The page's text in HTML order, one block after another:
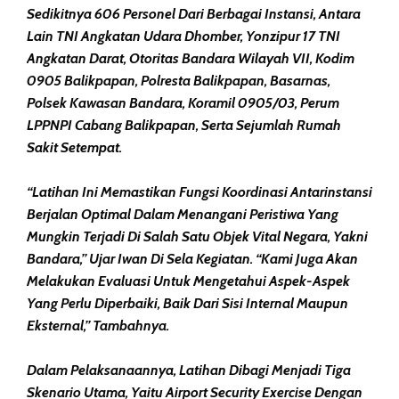
Sedikitnya 606 Personel Dari Berbagai Instansi, Antara
Lain TNI Angkatan Udara Dhomber, Yonzipur 17 TNI
Angkatan Darat, Otoritas Bandara Wilayah VII, Kodim
0905 Balikpapan, Polresta Balikpapan, Basarnas,
Polsek Kawasan Bandara, Koramil 0905/03, Perum
LPPNPI Cabang Balikpapan, Serta Sejumlah Rumah
Sakit Setempat.
“Latihan Ini Memastikan Fungsi Koordinasi Antarinstansi
Berjalan Optimal Dalam Menangani Peristiwa Yang
Mungkin Terjadi Di Salah Satu Objek Vital Negara, Yakni
Bandara,” Ujar Iwan Di Sela Kegiatan. “Kami Juga Akan
Melakukan Evaluasi Untuk Mengetahui Aspek-Aspek
Yang Perlu Diperbaiki, Baik Dari Sisi Internal Maupun
Eksternal,” Tambahnya.
Dalam Pelaksanaannya, Latihan Dibagi Menjadi Tiga
Skenario Utama, Yaitu Airport Security Exercise Dengan